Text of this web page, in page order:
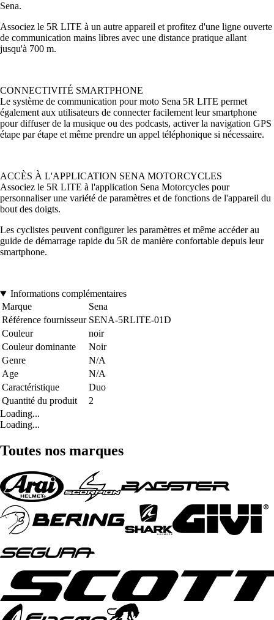
Sena.
Associez le 5R LITE à un autre appareil et profitez d'une ligne ouverte
de communication mains libres avec une distance pratique allant
jusqu'à 700 m.
CONNECTIVITÉ SMARTPHONE
Le système de communication pour moto Sena 5R LITE permet
également aux utilisateurs de connecter facilement leur smartphone
pour diffuser de la musique ou des podcasts, activer la navigation GPS
étape par étape et même prendre un appel téléphonique si nécessaire.
ACCÈS À L'APPLICATION SENA MOTORCYCLES
Associez le 5R LITE à l'application Sena Motorcycles pour
personnaliser une variété de paramètres et de fonctions de l'appareil du
bout des doigts.
Les cyclistes peuvent configurer les paramètres et même accéder au
guide de démarrage rapide du 5R de manière confortable depuis leur
smartphone.
Informations complémentaires
Marque
Sena
Référence fournisseur SENA-5RLITE-01D
Couleur
noir
Couleur dominante
Noir
Genre
N/A
Age
N/A
Caractéristique
Duo
Quantité du produit
2
Loading...
Loading...
Toutes nos marques